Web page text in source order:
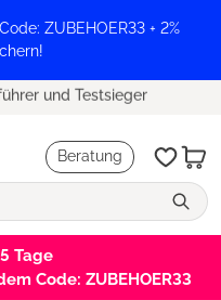
ZUBEHOER33 + 2%
und Testsieger
Beratung
Tage
Code: ZUBEHOER33